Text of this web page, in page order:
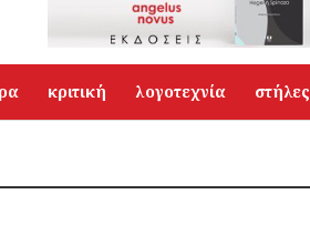
κριτική λογοτεχνία στήλες